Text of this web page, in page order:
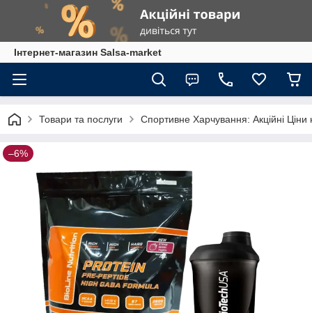
Інтернет-магазин Salsa-market
Товари та послуги Спортивне Харчування: Акційні Ціни
–6%